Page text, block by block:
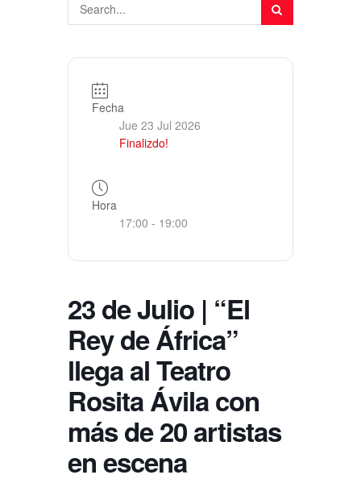
Fecha
Jue 23 Jul 2026
Finalizdo!
Hora
17:00 - 19:00
23 de Julio | “El
Rey de África”
llega al Teatro
Rosita Ávila con
más de 20 artistas
en escena